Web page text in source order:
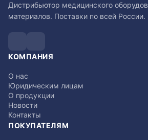
Дистрибьютор медицинского
материалов. Поставки по всей России.
КОМПАНИЯ
О нас
Юридическим лицам
О продукции
Новости
Контакты
ПОКУПАТЕЛЯМ